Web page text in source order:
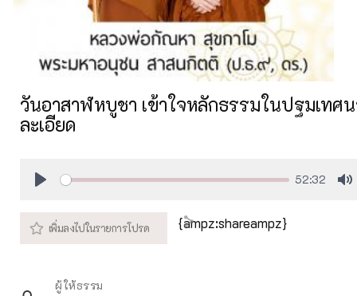
วันอาสาฬหบูชา เข้าใจหลักธรรมในปฐมเทศน
ละเอียด
52:32
{ampz:shareampz}
ผู้ให้ธรรม